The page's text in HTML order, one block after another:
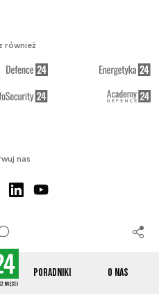
Poradniki O nas
nas
również